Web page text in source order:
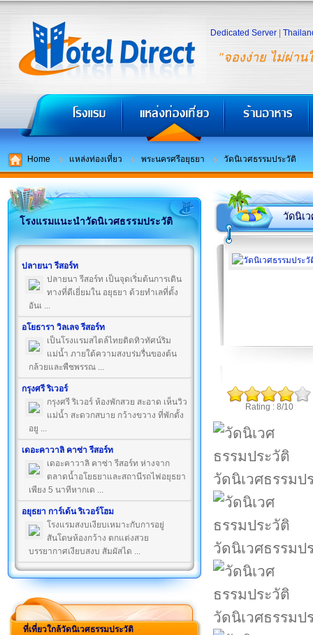
"จองง่าย ไม่ผ่าน
Dedicated Server
Home แหล่งท่องเที่ยว พระนครศรีอยุธยา วัดนิเวศธรรมประวัติ
โรงแรมแนะนำวัดนิเวศธรรมประวัติ
ปลายนา รีสอร์ท
ปลายนา รีสอร์ท เป็นจุดเริ่มต้นการเดิน
ทางที่ดีเยี่ยมใน อยุธยา ด้วยทำเลที่ตั้ง
อันเ ...
อโยธารา วิลเลจ รีสอร์ท
เป็นโรงแรมสไตล์ไทยติดทิวทัศน์ริม
แม่น้ำ ภายใต้ความสงบร่มรื่นของต้น
กล้วยและพืชพรรณ ...
กรุงศรี ริเวอร์
กรุงศรี ริเวอร์ ห้องพักสวย สะอาด เห็นวิว
แม่น้ำ สะดวกสบาย กว้างขวาง ที่พักตั้ง
อยู ...
เดอะคาวาลิ คาซ่า รีสอร์ท
เดอะคาวาลิ คาซ่า รีสอร์ท ห่างจาก
ตลาดน้ำอโยธยาและสถานีรถไฟอยุธยา
เพียง 5 นาทีหากเด ...
อยุธยา การ์เด้น ริเวอร์โฮม
โรงแรมสงบเงียบเหมาะกับการอยู่
สันโดษห้องกว้าง ตกแต่งสวย
บรรยากาศเงียบสงบ สัมผัสได ...
ที่เที่ยวใกล้วัดนิเวศธรรมประวัติ
วัดนิเ
Rating : 8/10
วัดนิเวศธรรมป
วัดนิเวศธรรมป
วัดนิเวศธรรมป